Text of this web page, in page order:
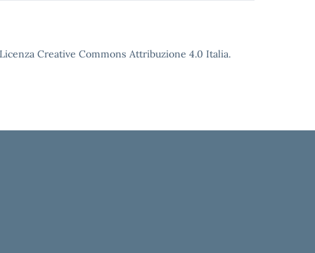
Creative Commons Attribuzione 4.0 Italia.